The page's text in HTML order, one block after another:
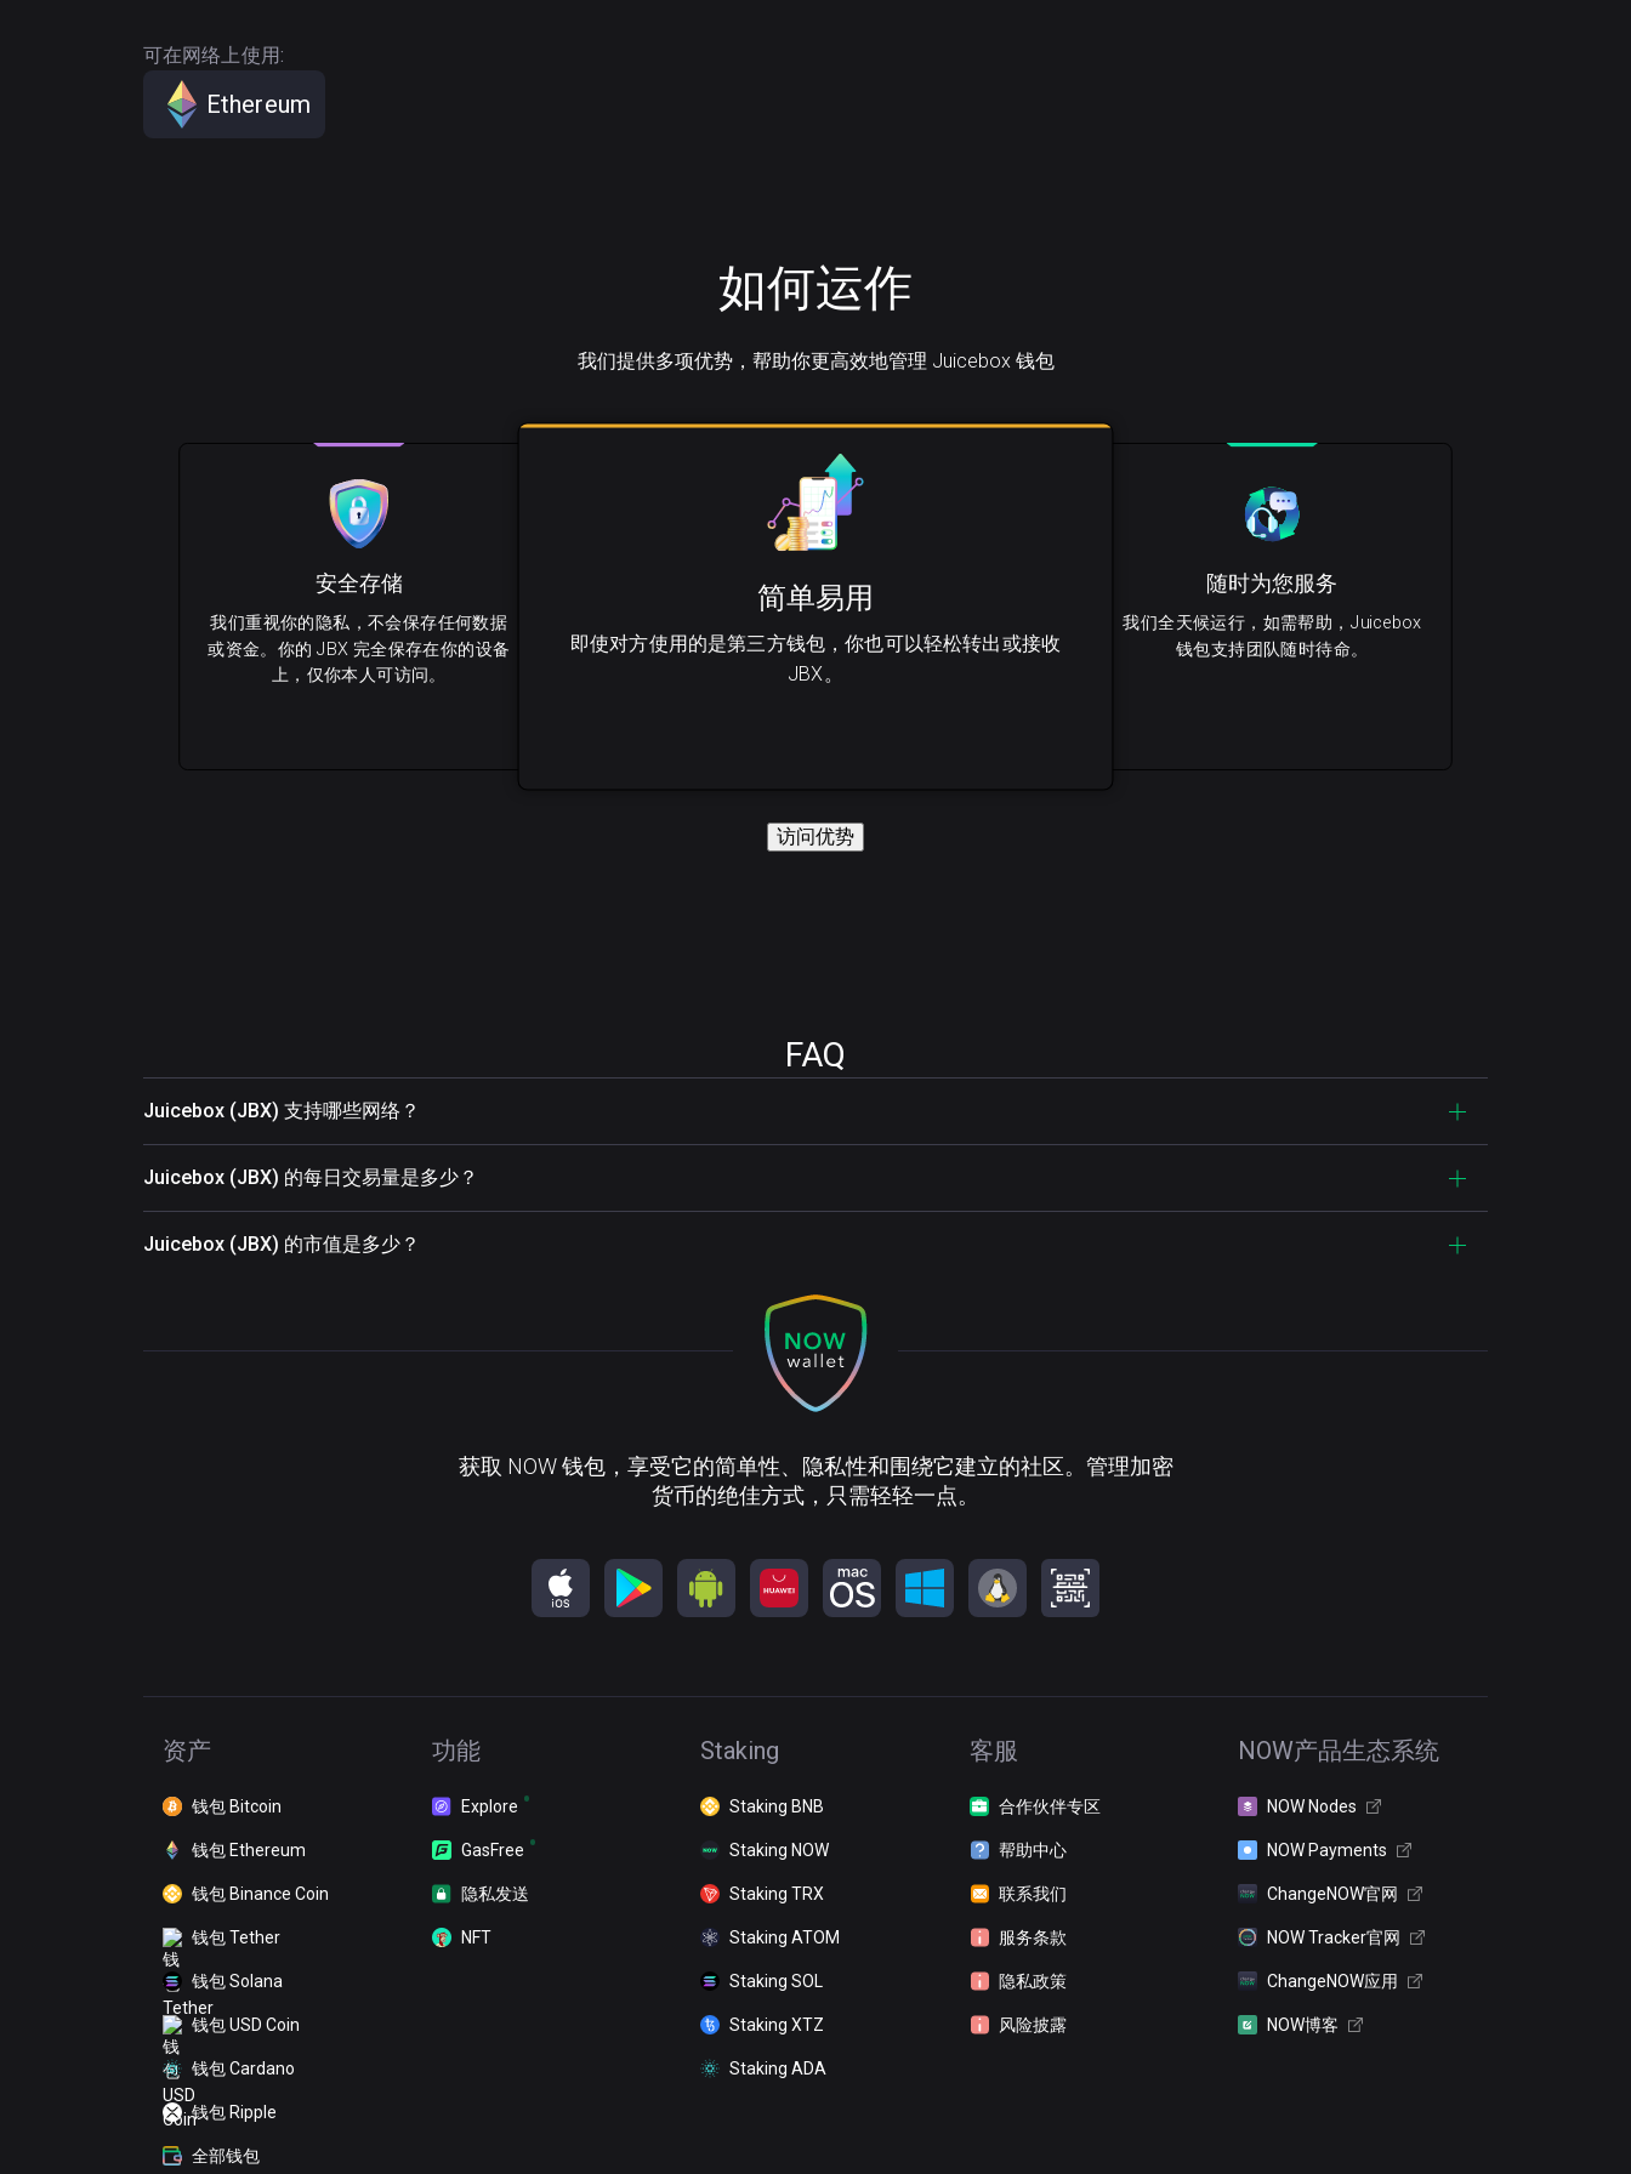
可在网络上使用:
Ethereum
如何运作
我们提供多项优势，帮助你更高效地管理 Juicebox 钱包
简单易用
即使对方使用的是第三方钱包，你也可以轻松转出或接收
JBX。
随时为您服务
我们全天候运行，如需帮助，Juicebox
钱包支持团队随时待命。
安全存储
我们重视你的隐私，不会保存任何数据
或资金。你的 JBX 完全保存在你的设备
上，仅你本人可访问。
访问优势
FAQ
Juicebox (JBX) 支持哪些网络？
Juicebox (JBX) 的每日交易量是多少？
Juicebox (JBX) 的市值是多少？
获取 NOW 钱包，享受它的简单性、隐私性和围绕它建立的社区。管理加密
货币的绝佳方式，只需轻轻一点。
资产
钱包 Bitcoin
钱包 Ethereum
钱包 Binance Coin
钱包 Tether
钱包 Solana
钱包 USD Coin
钱包 Cardano
钱包 Ripple
全部钱包
功能
Explore
GasFree
隐私发送
NFT
Staking
Staking BNB
Staking NOW
Staking TRX
Staking ATOM
Staking SOL
Staking XTZ
Staking ADA
客服
合作伙伴专区
帮助中心
联系我们
服务条款
隐私政策
风险披露
NOW产品生态系统
NOW Nodes
NOW Payments
ChangeNOW官网
NOW Tracker官网
ChangeNOW应用
NOW博客